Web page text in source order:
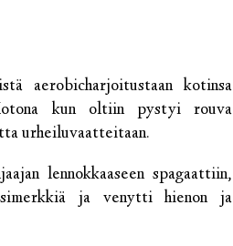
aerobicharjoitustaan kotinsa
kun oltiin pystyi rouva
urheiluvaatteitaan.
lennokkaaseen spagaattiin,
ja venytti hienon ja